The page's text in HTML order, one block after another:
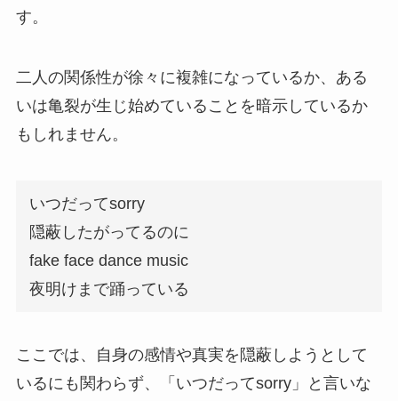
す。
二人の関係性が徐々に複雑になっているか、ある
いは亀裂が生じ始めていることを暗示しているか
もしれません。
いつだってsorry
隠蔽したがってるのに
fake face dance music
夜明けまで踊っている
ここでは、自身の感情や真実を隠蔽しようとして
いるにも関わらず、「いつだってsorry」と言いな